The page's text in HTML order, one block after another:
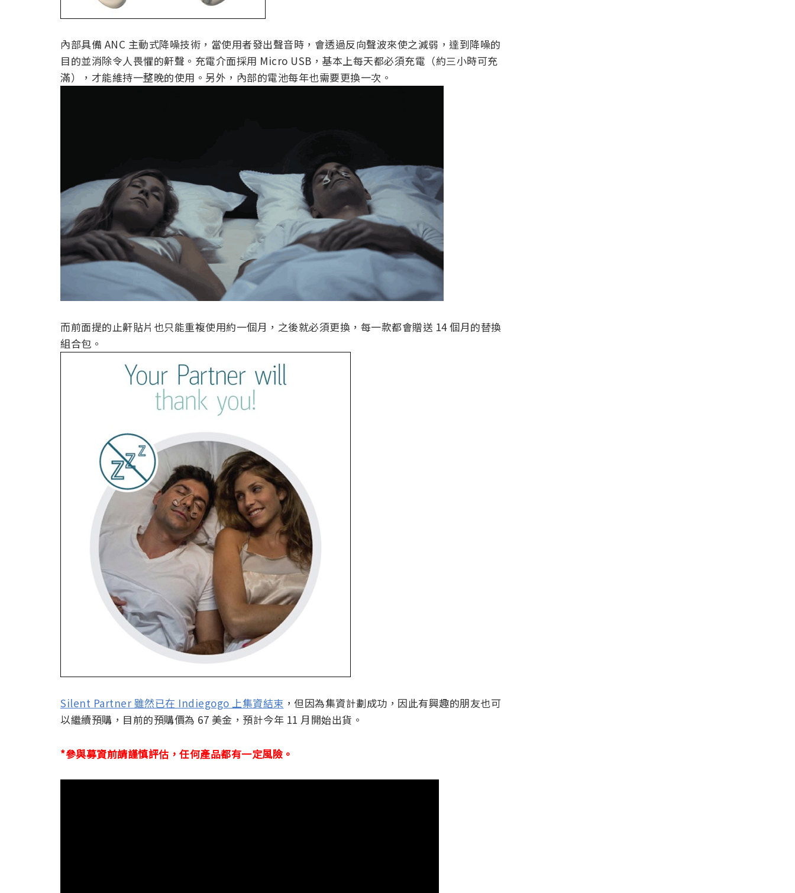
內部具備 ANC 主動式降噪技術，當使用者發出聲音時，會透過反向聲波來使之減弱，達到降噪的
目的並消除令人畏懼的鼾聲。充電介面採用 Micro USB，基本上每天都必須充電（約三小時可充
滿），才能維持一整晚的使用。另外，內部的電池每年也需要更換一次。
而前面提的止鼾貼片也只能重複使用約一個月，之後就必須更換，每一款都會贈送 14 個月的替換
組合包。
Silent Partner 雖然已在 Indiegogo 上集資結束 ，但因為集資計劃成功，因此有興趣的朋友也可
以繼續預購，目前的預購價為 67 美金，預計今年 11 月開始出貨。
*參與募資前請謹慎評估，任何產品都有一定風險。